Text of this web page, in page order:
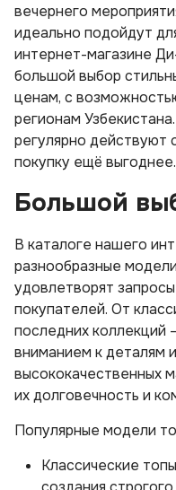
вечернего
идеально подойдут
интернет-магазине
большой выбор
ценам, с
регионам
регулярно действуют
покупку ещё выгоднее.
Большой
В каталоге нашего
разнообразные
удовлетворят
покупателей. От
последних коллекций
вниманием к деталям
высококачественных
их долговечность и
Популярные модели
Классические